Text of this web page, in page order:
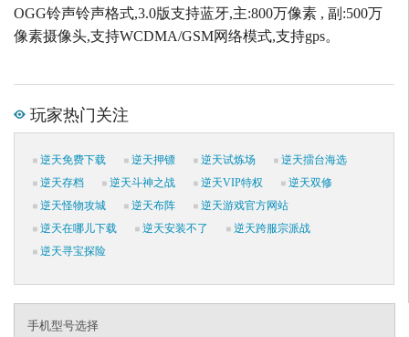
OGG铃声铃声格式,3.0版支持蓝牙,主:800万像素 , 副:500万
像素摄像头,支持WCDMA/GSM网络模式,支持gps。
玩家热门关注
逆天免费下载 逆天押镖 逆天试炼场
逆天擂台海选
逆天存档
逆天斗神之战 逆天VIP特权
逆天双修
逆天怪物攻城
逆天布阵
逆天游戏官方网站
逆天在哪儿下载
逆天安装不了
逆天跨服宗派战
逆天寻宝探险
手机型号选择